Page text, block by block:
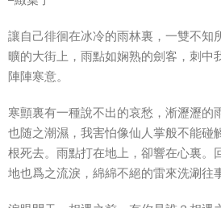
讓自己徘徊在冰冷的雨林裏，一雙不知
曠的大街上，雨點如娴熟的劍客，刺中
陣陣寒意。
寒顫裏有一種說不出的哀愁，淅瀝瀝的
也随之潮濕，我害怕像仙人掌般不能碰
根死去。雨點打在地上，卻響在心裏。
地也爲之流淚，綿綿不絕的雷來洗涮往